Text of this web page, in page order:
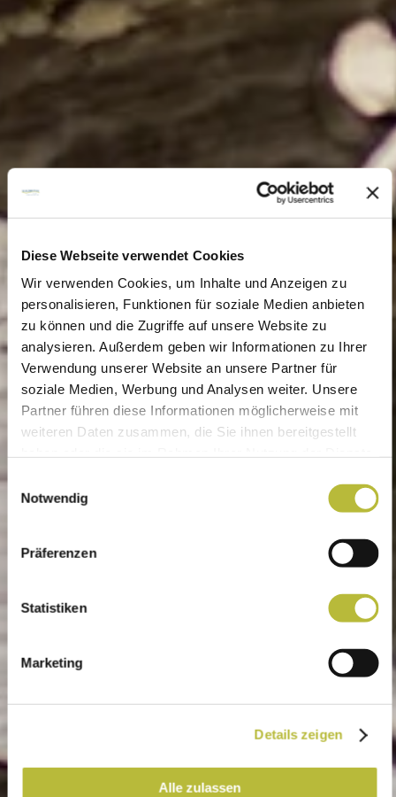
Diese Webseite verwendet Cookies
Wir verwenden Cookies, um Inhalte und Anzeigen zu
personalisieren, Funktionen für soziale Medien anbieten
zu können und die Zugriffe auf unsere Website zu
analysieren. Außerdem geben wir Informationen zu Ihrer
Verwendung unserer Website an unsere Partner für
soziale Medien, Werbung und Analysen weiter. Unsere
Partner führen diese Informationen möglicherweise mit
weiteren Daten zusammen, die Sie ihnen bereitgestellt
Einwilligungsauswahl
Notwendig
Präferenzen
Statistiken
Marketing
Details zeigen
Alle zulassen